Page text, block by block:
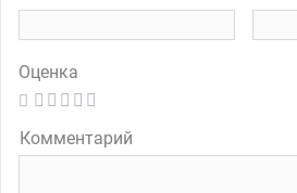
Оценка
Комментарий